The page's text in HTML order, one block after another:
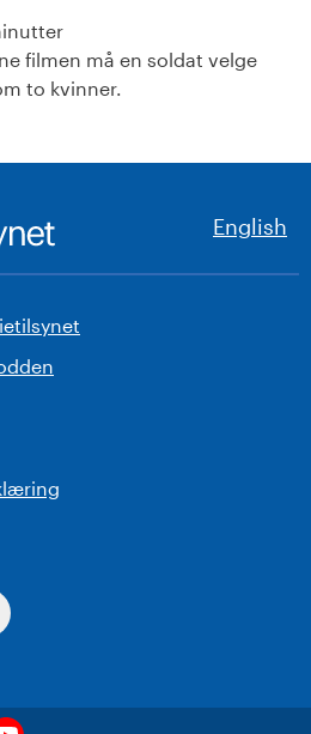
filmen må en soldat velge
to kvinner.
English